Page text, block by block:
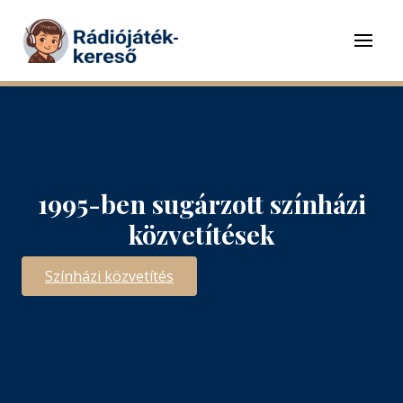
Tovább a tartalomhoz
Menü
1995-ben sugárzott színházi
közvetítések
Színházi közvetítés